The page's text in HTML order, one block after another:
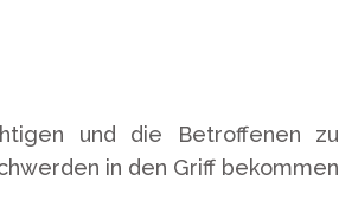
und die Betroffenen zu
in den Griff bekommen